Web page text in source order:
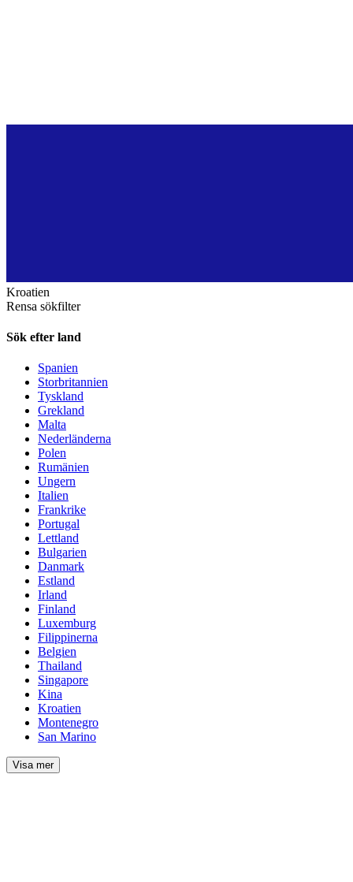
Kroatien
Rensa sökfilter
Sök efter land
Spanien
Storbritannien
Tyskland
Grekland
Malta
Nederländerna
Polen
Rumänien
Ungern
Italien
Frankrike
Portugal
Lettland
Bulgarien
Danmark
Estland
Irland
Finland
Luxemburg
Filippinerna
Belgien
Thailand
Singapore
Kina
Kroatien
Montenegro
San Marino
Visa mer